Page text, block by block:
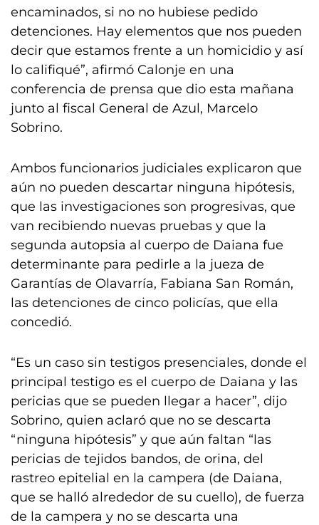
encaminados, si no no hubiese pedido
detenciones. Hay elementos que nos pueden
decir que estamos frente a un homicidio y así
lo califiqué”, afirmó Calonje en una
conferencia de prensa que dio esta mañana
junto al fiscal General de Azul, Marcelo
Sobrino.
Ambos funcionarios judiciales explicaron que
aún no pueden descartar ninguna hipótesis,
que las investigaciones son progresivas, que
van recibiendo nuevas pruebas y que la
segunda autopsia al cuerpo de Daiana fue
determinante para pedirle a la jueza de
Garantías de Olavarría, Fabiana San Román,
las detenciones de cinco policías, que ella
concedió.
“Es un caso sin testigos presenciales, donde el
principal testigo es el cuerpo de Daiana y las
pericias que se pueden llegar a hacer”, dijo
Sobrino, quien aclaró que no se descarta
“ninguna hipótesis” y que aún faltan “las
pericias de tejidos bandos, de orina, del
rastreo epitelial en la campera (de Daiana,
que se halló alrededor de su cuello), de fuerza
de la campera y no se descarta una